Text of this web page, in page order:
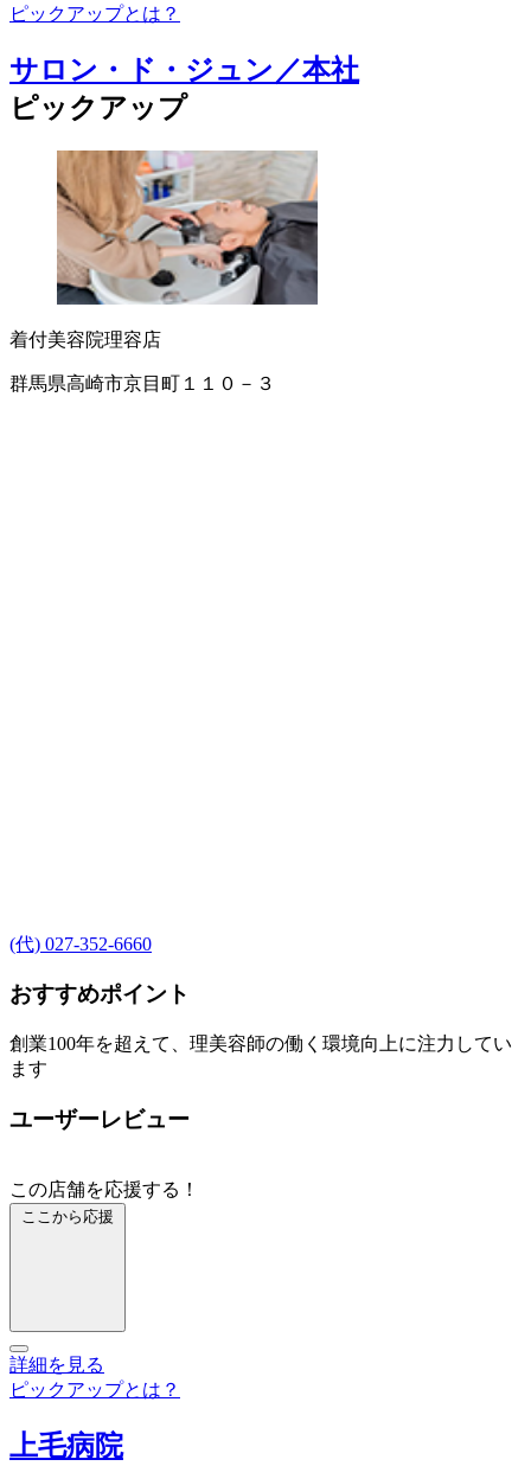
ピックアップとは？
サロン・ド・ジュン／本社
ピックアップ
着付美容院理容店
群馬県高崎市京目町１１０－３
(代) 027-352-6660
おすすめポイント
創業100年を超えて、理美容師の働く環境向上に注力してい
ます
ユーザーレビュー
この店舗を応援する！
ここから応援
詳細を見る
ピックアップとは？
上毛病院